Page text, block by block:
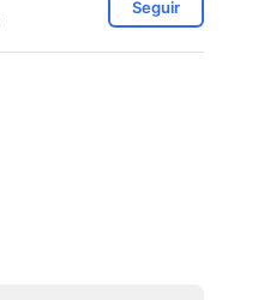
Seguir